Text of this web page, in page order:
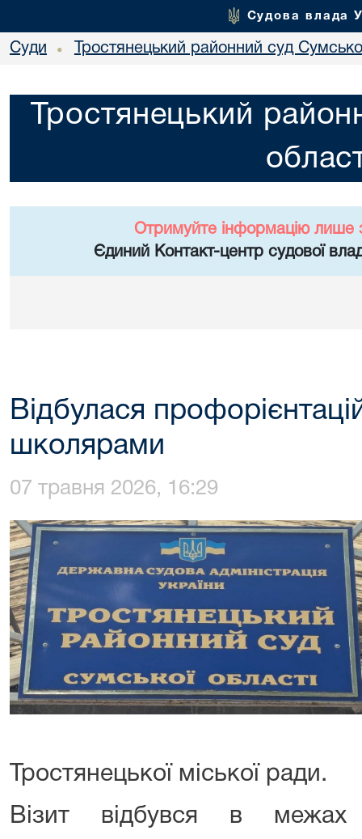
Судова влада
Суди • Тростянецький районний суд
Тростянецький
Отримуйте інформацію лише
Єдиний Контакт-центр судової
Відбулася
школярами
07 травня 2026, 16:29
Тростянецької міської ради.
Візит відбувся в межах